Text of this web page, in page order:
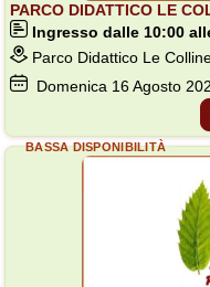
PARCO DIDATTICO LE
Ingresso dalle 10:00
Parco Didattico Le
Domenica 16Agosto
BASSA DISPONIBILITÀ